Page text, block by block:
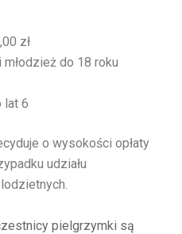
zł
do 18 roku
lat 6
o wysokości opłaty
udziału
pielgrzymki są